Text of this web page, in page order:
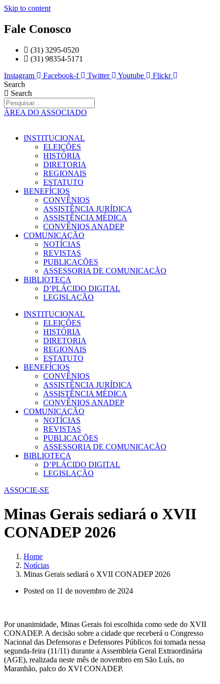
Skip to content
Fale Conosco
(31) 3295-0520
(31) 98354-5171
Instagram
Facebook-f Twitter Youtube
Flickr
Search
Search
ÁREA DO ASSOCIADO
INSTITUCIONAL
ELEIÇÕES
HISTÓRIA
DIRETORIA
REGIONAIS
ESTATUTO
BENEFÍCIOS
CONVÊNIOS
ASSISTÊNCIA JURÍDICA
ASSISTÊNCIA MÉDICA
CONVÊNIOS ANADEP
COMUNICAÇÃO
NOTÍCIAS
REVISTAS
PUBLICAÇÕES
ASSESSORIA DE COMUNICAÇÃO
BIBLIOTECA
D’PLÁCIDO DIGITAL
LEGISLAÇÃO
INSTITUCIONAL
ELEIÇÕES
HISTÓRIA
DIRETORIA
REGIONAIS
ESTATUTO
BENEFÍCIOS
CONVÊNIOS
ASSISTÊNCIA JURÍDICA
ASSISTÊNCIA MÉDICA
CONVÊNIOS ANADEP
COMUNICAÇÃO
NOTÍCIAS
REVISTAS
PUBLICAÇÕES
ASSESSORIA DE COMUNICAÇÃO
BIBLIOTECA
D’PLÁCIDO DIGITAL
LEGISLAÇÃO
ASSOCIE-SE
Minas Gerais sediará o XVII
CONADEP 2026
Home
Notícias
Minas Gerais sediará o XVII CONADEP 2026
Posted on 11 de novembro de 2024
Por unanimidade, Minas Gerais foi escolhida como sede do XVII
CONADEP. A decisão sobre a cidade que receberá o Congresso
Nacional das Defensoras e Defensores Públicos foi tomada nessa
segunda-feira (11/11) durante a Assembleia Geral Extraordinária
(AGE), realizada neste mês de novembro em São Luís, no
Maranhão, palco do XVI CONADEP.